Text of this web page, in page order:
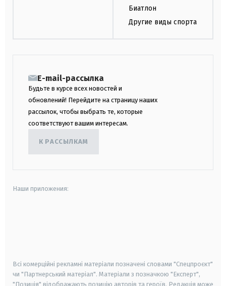
Биатлон
Другие виды спорта
E-mail-рассылка
Будьте в курсе всех новостей и
обновлений! Перейдите на страницу наших
рассылок, чтобы выбрать те, которые
соответствуют вашим интересам.
К РАССЫЛКАМ
Наши приложения:
Всі комерційні рекламні матеріали позначені словами "Спецпроєкт"
чи "Партнерський матеріал". Матеріали з позначкою "Експерт",
"Позиція" відображають позицію авторів та героїв. Редакція може